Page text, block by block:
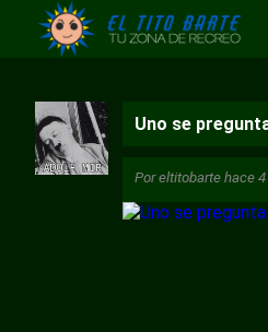
Uno se
Poreltitobartehace 4